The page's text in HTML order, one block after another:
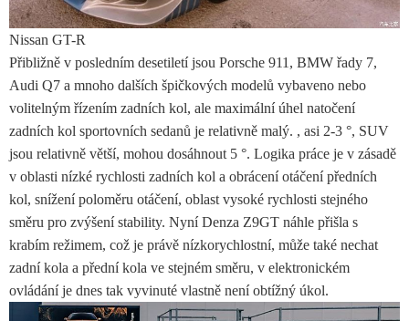
Nissan GT-R
Přibližně v posledním desetiletí jsou Porsche 911, BMW řady 7,
Audi Q7 a mnoho dalších špičkových modelů vybaveno nebo
volitelným řízením zadních kol, ale maximální úhel natočení
zadních kol sportovních sedanů je relativně malý. , asi 2-3 °, SUV
jsou relativně větší, mohou dosáhnout 5 °. Logika práce je v zásadě
v oblasti nízké rychlosti zadních kol a obrácení otáčení předních
kol, snížení poloměru otáčení, oblast vysoké rychlosti stejného
směru pro zvýšení stability. Nyní Denza Z9GT náhle přišla s
krabím režimem, což je právě nízkorychlostní, může také nechat
zadní kola a přední kola ve stejném směru, v elektronickém
ovládání je dnes tak vyvinuté vlastně není obtížný úkol.